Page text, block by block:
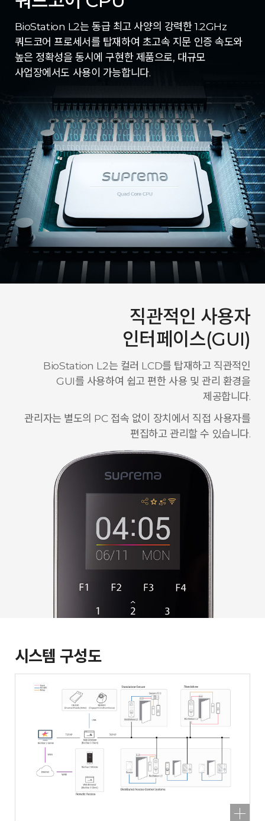
BioStation L2는 동급 최고 사양의 강력한 1.2GHz
쿼드코어 프로세서를 탑재하여 초고속 지문 인증 속도와
높은 정확성을 동시에 구현한 제품으로, 대규모
사업장에서도 사용이 가능합니다.
직관적인 사용자
인터페이스(GUI)
BioStation L2는 컬러 LCD를 탑재하고 직관적인
GUI를 사용하여 쉽고 편한 사용 및 관리 환경을
제공합니다.
관리자는 별도의 PC 접속 없이 장치에서 직접 사용자를
편집하고 관리할 수 있습니다.
시스템 구성도